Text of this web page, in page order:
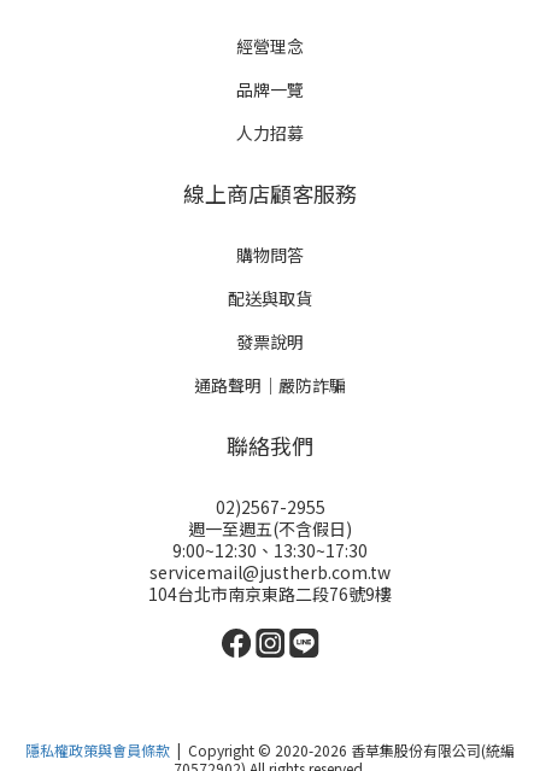
經營理念
品牌一覽
人力招募
線上商店顧客服務
購物問答
配送與取貨
發票說明
通路聲明｜嚴防詐騙
聯絡我們
02)2567-2955
週一至週五(不含假日)
9:00~12:30、13:30~17:30
servicemail@justherb.com.tw
104台北市南京東路二段76號9樓
隱私權政策與會員條款 | Copyright © 2020-2026 香草集股份有限公司(統編